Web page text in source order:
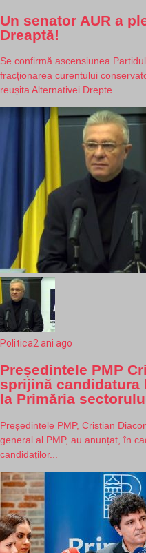
Un senator AUR a
Dreaptă!
Se confirmă ascensiunea
fracționarea curentului
reușita Alternativei Drepte...
Politica2 ani ago
Președintele PMP
sprijină candidatura
la Primăria
Președintele PMP, Cristian
general al PMP, au anunțat, în
candidaților...